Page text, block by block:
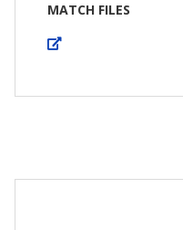
MATCH FILES